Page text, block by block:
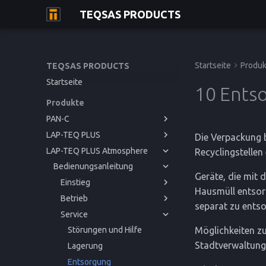
TEQSAS PRODUCTS
TEQSAS PRODUCTS
Startseite
Produkte
PAN-C
Bedienungsanleitung
Einstieg
Bevor Sie beginnen
Zu Ihrer Sicherheit
Produktbeschreibung
Betrieb
Inbetriebnahme
Bedienung
Reinigung und Pflege
Service
Störungen und Hilfe
Referenz
CE-Konformitätserklärung
LAP-TEQ PLUS
Bedienungsanleitung
Einstieg
Bevor Sie beginnen
Zu Ihrer Sicherheit
Produktbeschreibung
Betrieb
Inbetriebnahme
Bedienung
Reinigung und Pflege
Service
Störungen und Hilfe
Kalibrierung
Lagerung
Entsorgung
Referenz
Technische Daten
CE-Konformitätserklärung
LAP-TEQ PLUS Atmosphere
Bedienungsanleitung
Einstieg
Bevor Sie beginnen
Zu Ihrer Sicherheit
Produktbeschreibung
Betrieb
Inbetriebnahme
Reinigung und Pflege
Service
Störungen und Hilfe
Lagerung
Entsorgung
Startseite
10
Die
Geräte, die mit
Hausmüll
separat zu
Möglichkeiten